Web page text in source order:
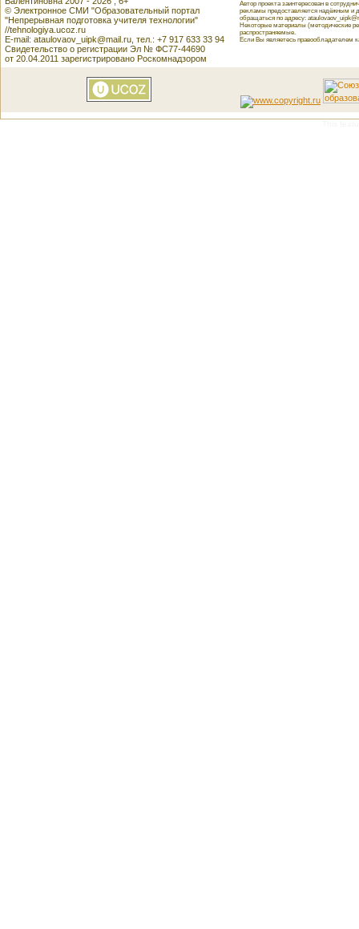
© Электронное СМИ "Образовательный портал
"Непрерывная подготовка учителя технологии"
//tehnologiya.ucoz.ru
E-mail: ataulovaov_uipk@mail.ru, тел.: +7 917 633 33 94
Свидетельство о регистрации Эл № ФС77-44690
от 20.04.2011 зарегистрировано Роскомнадзором
Автор проекта заинтересован в
рекламы предоставляется надёжным и
обращаться по адресу:
Некоторые материалы (методические
распространяемые.
Если Вы являетесь правообладателем